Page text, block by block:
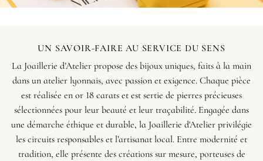
UN SAVOIR-FAIRE AU SERVICE DU SENS
La Joaillerie d’Atelier propose des bijoux uniques, faits à la main
dans un atelier lyonnais, avec passion et exigence. Chaque pièce
est réalisée en or 18 carats et est sertie de pierres précieuses
sélectionnées pour leur beauté et leur traçabilité. Engagée dans
une démarche éthique et durable, la Joaillerie d'Atelier privilégie
les circuits responsables et l’artisanat local. Entre modernité et
tradition, elle présente des créations sur mesure, porteuses de